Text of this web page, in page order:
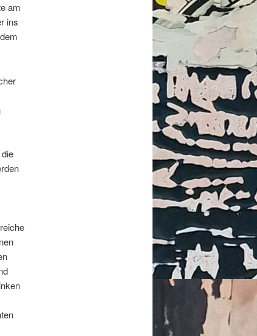
am
ins